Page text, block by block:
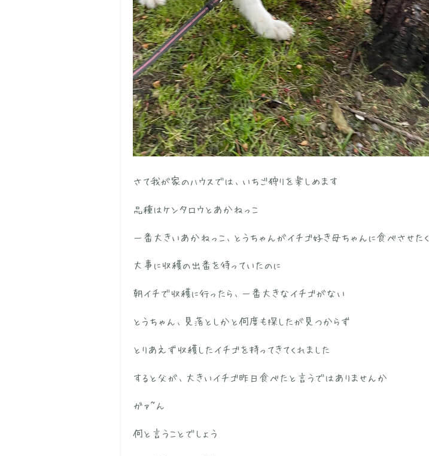
さて我が家のハウスでは、いちご狩りを楽しめます
品種はケンタロウとあかねっこ
一番大きいあかねっこ、とうちゃんがイチゴ好き母ちゃんに食べさせたく
大事に収穫の出番を待っていたのに
朝イチで収穫に行ったら、一番大きなイチゴがない
とうちゃん、見落としかと何度も探したが見つからず
とりあえず収穫したイチゴを持ってきてくれました
すると父が、大きいイチゴ昨日食べたと言うではありませんか
ガァ~ん
何と言うことでしょう